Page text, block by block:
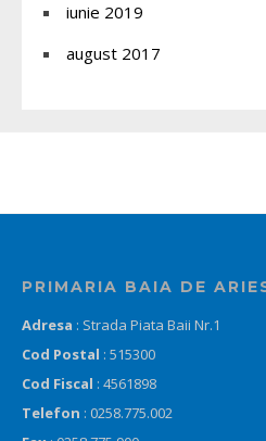
iunie 2019
august 2017
PRIMARIA BAIA DE
Adresa : Strada Piata Baii Nr.1
Cod Postal : 515300
Cod Fiscal : 4561898
Telefon : 0258.775.002